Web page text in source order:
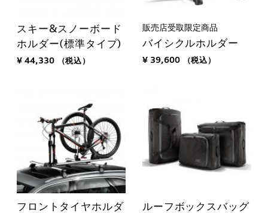
スキー&スノーボード
ホルダー(標準タイプ)
¥ 44,330 （税込）
販売店受取限定商品
バイシクルホルダー
¥ 39,600 （税込）
フロントタイヤホルダ
ルーフボックスバッグ